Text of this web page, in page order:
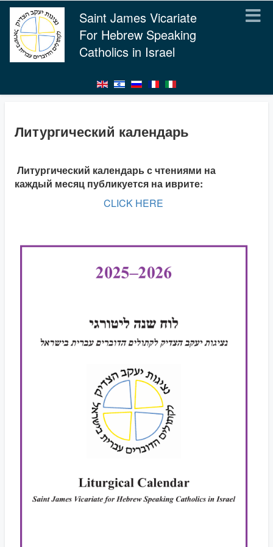
Saint James Vicariate
For Hebrew Speaking
Catholics in Israel
Литургический календарь
Литургический календарь с чтениями на
каждый месяц публикуется на иврите:
CLICK HERE